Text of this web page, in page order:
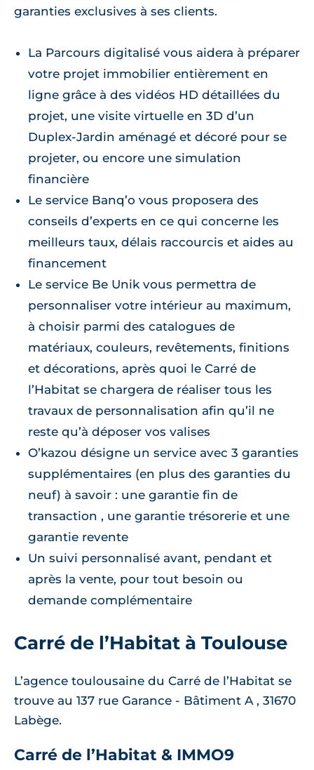
garanties exclusives à ses clients.
La Parcours digitalisé vous aidera à préparer
votre projet immobilier entièrement en
ligne grâce à des vidéos HD détaillées du
projet, une visite virtuelle en 3D d’un
Duplex-Jardin aménagé et décoré pour se
projeter, ou encore une simulation
financière
Le service Banq’o vous proposera des
conseils d’experts en ce qui concerne les
meilleurs taux, délais raccourcis et aides au
financement
Le service Be Unik vous permettra de
personnaliser votre intérieur au maximum,
à choisir parmi des catalogues de
matériaux, couleurs, revêtements, finitions
et décorations, après quoi le Carré de
l’Habitat se chargera de réaliser tous les
travaux de personnalisation afin qu’il ne
reste qu’à déposer vos valises
O’kazou désigne un service avec 3 garanties
supplémentaires (en plus des garanties du
neuf) à savoir : une garantie fin de
transaction , une garantie trésorerie et une
garantie revente
Un suivi personnalisé avant, pendant et
après la vente, pour tout besoin ou
demande complémentaire
Carré de l’Habitat à Toulouse
L’agence toulousaine du Carré de l’Habitat se
trouve au 137 rue Garance - Bâtiment A , 31670
Labège.
Carré de l’Habitat & IMMO9